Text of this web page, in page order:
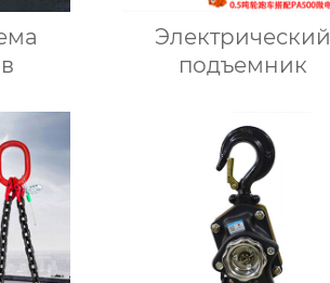
Электрический
подъемник